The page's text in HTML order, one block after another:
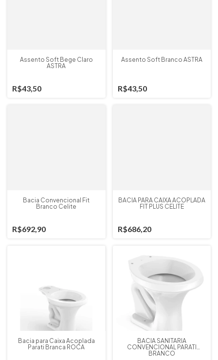
Assento Soft Bege Claro
ASTRA
R$43,50
Assento Soft Branco ASTRA
R$43,50
Bacia Convencional Fit
Branco Celite
R$692,90
BACIA PARA CAIXA ACOPLADA
FIT PLUS CELITE
R$686,20
Bacia para Caixa Acoplada
Parati Branca ROCA
BACIA SANITARIA
CONVENCIONAL PARATI
BRANCO